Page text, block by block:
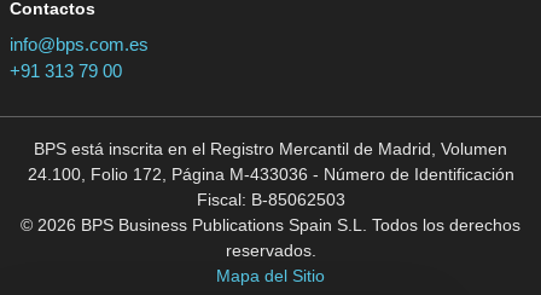
Contactos
info@bps.com.es
+91 313 79 00
BPS está inscrita en el Registro Mercantil de Madrid, Volumen
24.100, Folio 172, Página M-433036 - Número de Identificación
Fiscal: B-85062503
© 2026 BPS Business Publications Spain S.L. Todos los derechos
reservados.
Mapa del Sitio